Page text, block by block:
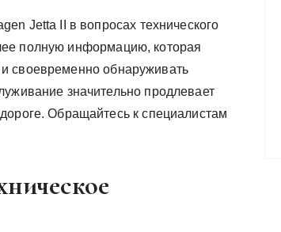
Jetta II в вопросах технического
полную информацию, которая
своевременно обнаруживать
значительно продлевает
Обращайтесь к специалистам